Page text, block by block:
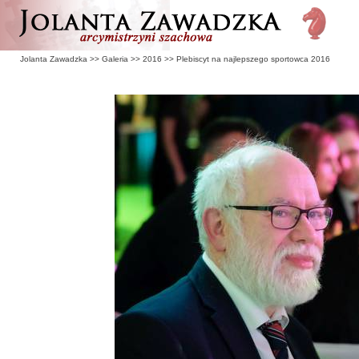
Jolanta Zawadzka >> Galeria >> 2016 >> Plebiscyt na najlepszego sportowca 2016